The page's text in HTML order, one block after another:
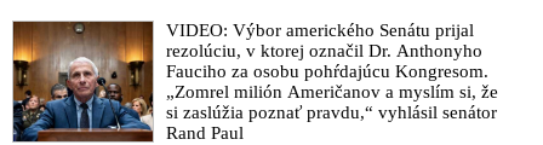
VIDEO: Výbor amerického Senátu prijal
rezolúciu, v ktorej označil Dr. Anthonyho
Fauciho za osobu pohŕdajúcu Kongresom.
„Zomrel milión Američanov a myslím si, že
si zaslúžia poznať pravdu,“ vyhlásil senátor
Rand Paul